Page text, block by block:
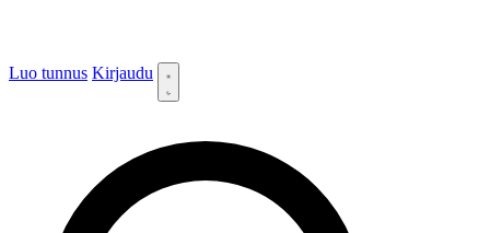
Luo tunnus Kirjaudu